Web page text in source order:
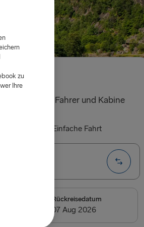
für ein Auto, Fahrer und Kabine
Einfache Fahrt
Rückreisedatum
zu
Ihre